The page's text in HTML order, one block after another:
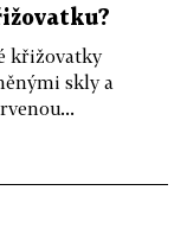
křižovatky
skly a